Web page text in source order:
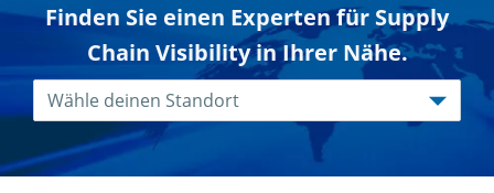
Finden Sie einen Experten für Supply
Chain Visibility in Ihrer Nähe.